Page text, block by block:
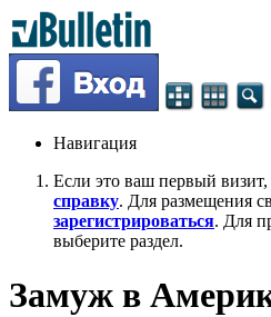
Навигация
Если это ваш первый
справку. Для размещения
зарегистрироваться. Для
выберите раздел.
Замуж в